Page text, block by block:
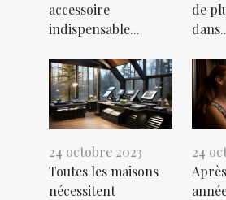
accessoire
indispensable...
de
24 octobre 2023
Toutes les maisons
nécessitent
24